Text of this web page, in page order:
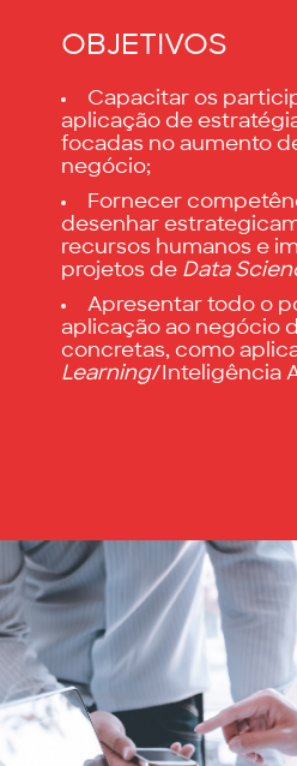
OBJETIVOS
Capacitar os
aplicação de
focadas no aumento
negócio;
Fornecer
desenhar
recursos humanos e
projetos de Data
Apresentar todo o
aplicação ao negócio
concretas, como
Learning/Inteligência